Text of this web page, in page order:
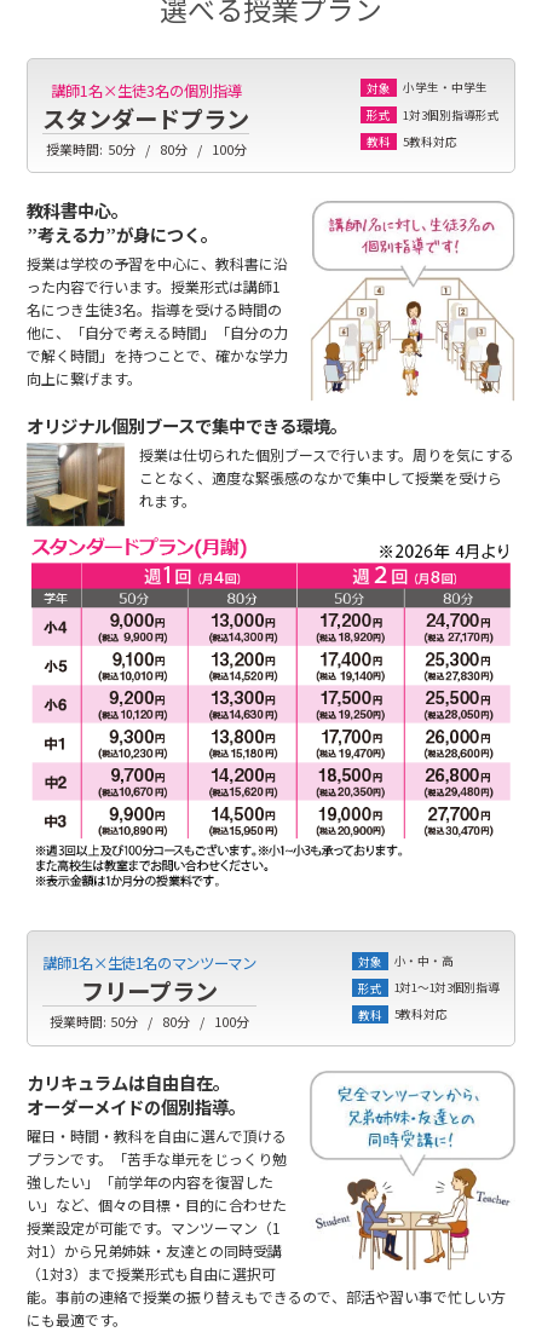
選べる授業プラン
講師1名×生徒3名の個別指導
スタンダードプラン
授業時間: 50分 80分 100分
対象
小学生・中学生
形式
1対3個別指導形式
教科
5教科対応
教科書中心。
”考える力”が身につく。
授業は学校の予習を中心に、教科書に沿
った内容で行います。授業形式は講師1
名につき生徒3名。指導を受ける時間の
他に、「自分で考える時間」「自分の力
で解く時間」を持つことで、確かな学力
向上に繋げます。
オリジナル個別ブースで集中できる環境。
授業は仕切られた個別ブースで行います。周りを気にする
ことなく、適度な緊張感のなかで集中して授業を受けら
れます。
講師1名×生徒1名のマンツーマン
フリープラン
授業時間: 50分 80分 100分
対象
小・中・高
形式
1対1～1対3個別指導
教科
5教科対応
カリキュラムは自由自在。
オーダーメイドの個別指導。
曜日・時間・教科を自由に選んで頂ける
プランです。「苦手な単元をじっくり勉
強したい」「前学年の内容を復習した
い」など、個々の目標・目的に合わせた
授業設定が可能です。マンツーマン（1
対1）から兄弟姉妹・友達との同時受講
（1対3）まで授業形式も自由に選択可
能。事前の連絡で授業の振り替えもできるので、部活や習い事で忙しい方
にも最適です。